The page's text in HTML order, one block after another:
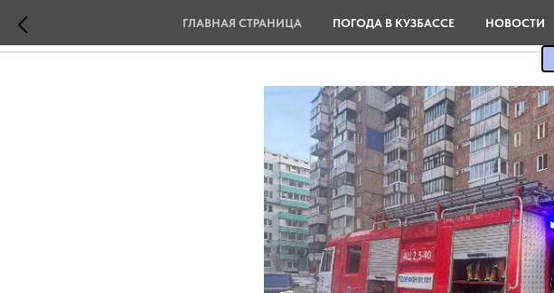
ГЛАВНАЯ СТРАНИЦА ПОГОДА В КУЗБАССЕ НОВОСТИ